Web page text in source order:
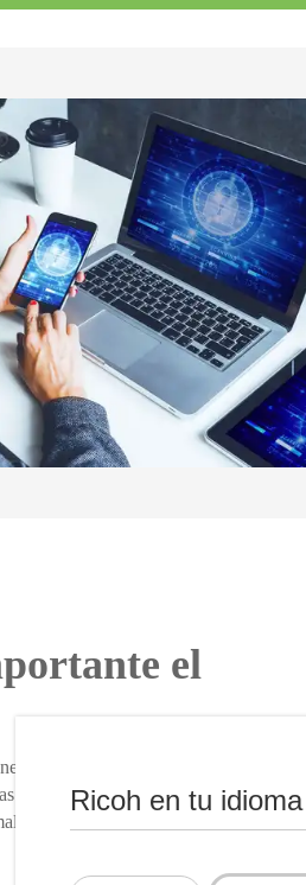
Ricoh en tu idioma
el
no confíen únicamente en una
Las defensas de seguridad
en caso de que los endpoints